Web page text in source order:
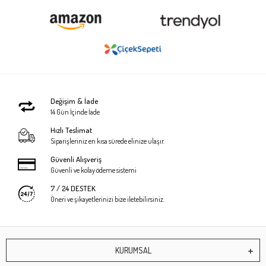
Değişim & İade
14 Gün İçinde İade
Hızlı Teslimat
Siparişleriniz en kısa sürede elinize ulaşır.
Güvenli Alışveriş
Güvenli ve kolay ödeme sistemi
7 / 24 DESTEK
Öneri ve şikayetlerinizi bize iletebilirsiniz.
KURUMSAL